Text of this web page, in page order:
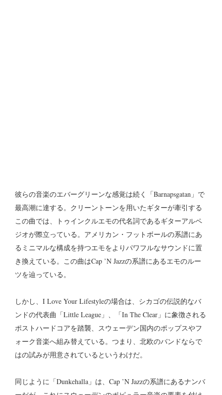
彼らの音楽のエバーグリーンな感覚は続く「Barnapsgatan」で
最高潮に達する。クリーントーンを用いたギターが牽引する
この曲では、トゥインクルエモの代名詞であるギターアルペ
ジオが際立っている。アメリカン・フットボールの系譜にあ
るミニマルな構成を持つエモをよりパワフルなサウンドに置
き換えている。この曲はCap ’N Jazzの系譜にあるエモのルー
ツを辿っている。
しかし、I Love Your Lifestyleの場合は、シカゴの伝説的なバ
ンドの代表曲「Little League」、「In The Clear」に象徴される
ポストハードコアを踏襲、スウェーデン国内のポップスやフ
ォーク音楽へ組み替えている。つまり、北欧のバンドならで
はの試みが用意されているというわけだ。
同じように「Dunkehalla」は、Cap ’N Jazzの系譜にあるナンバ